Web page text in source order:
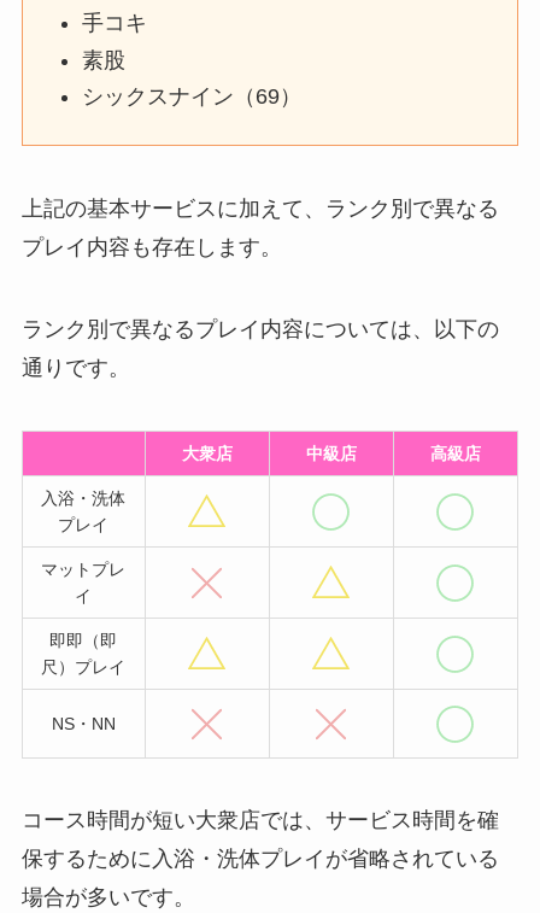
手コキ
素股
シックスナイン（69）
上記の基本サービスに加えて、ランク別で異なる
プレイ内容も存在します。
ランク別で異なるプレイ内容については、以下の
通りです。
大衆店 中級店 高級店
入浴・洗体
プレイ
マットプレ
イ
即即（即
尺）プレイ
NS・NN
コース時間が短い大衆店では、サービス時間を確
保するために入浴・洗体プレイが省略されている
場合が多いです。